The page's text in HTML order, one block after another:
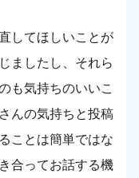
してほしいことが
ましたし、それら
も気持ちのいいこ
んの気持ちと投稿
ことは簡単ではな
合ってお話する機